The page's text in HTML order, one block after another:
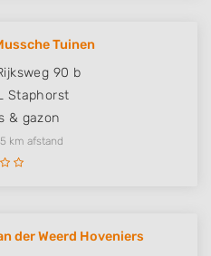
Tuinen
90 b
Staphorst
& gazon
km afstand
der Weerd Hoveniers